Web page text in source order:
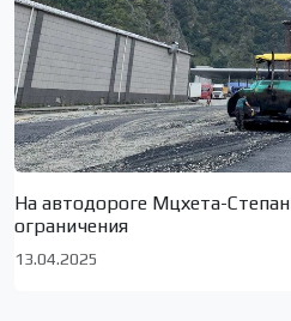
На автодороге Мцхета-
ограничения
13.04.2025